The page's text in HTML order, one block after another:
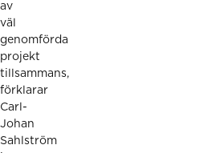
av
väl
genomförda
projekt
tillsammans,
förklarar
Carl-
Johan
Sahlström